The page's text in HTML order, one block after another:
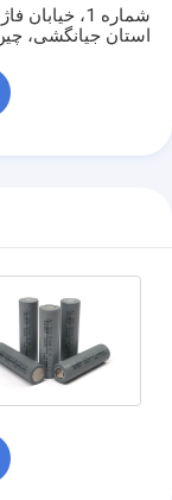
شماره 1،
استان جیانگشی،